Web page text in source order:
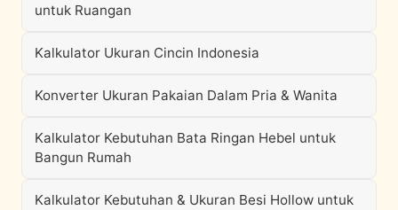
untuk Ruangan
Kalkulator Ukuran Cincin Indonesia
Konverter Ukuran Pakaian Dalam Pria & Wanita
Kalkulator Kebutuhan Bata Ringan Hebel untuk
Bangun Rumah
Kalkulator Kebutuhan & Ukuran Besi Hollow untuk